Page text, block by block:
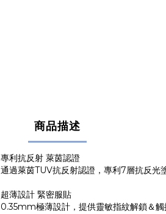
商品描述
專利抗反射 萊茵認證
通過萊茵TUV抗反射認證，專利7層抗反光
超薄設計 緊密服貼
0.35mm極薄設計，提供靈敏指紋解鎖＆